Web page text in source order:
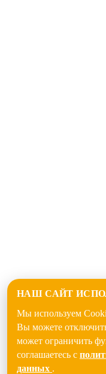
НАШ САЙТ
Мы используем
Вы можете
может ограничить
соглашаетесь с
данных .